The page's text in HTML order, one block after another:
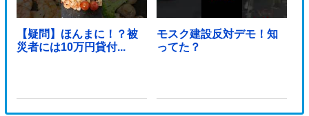
【疑問】ほんまに！？被
災者には10万円貸付...
モスク建設反対デモ！知
ってた？